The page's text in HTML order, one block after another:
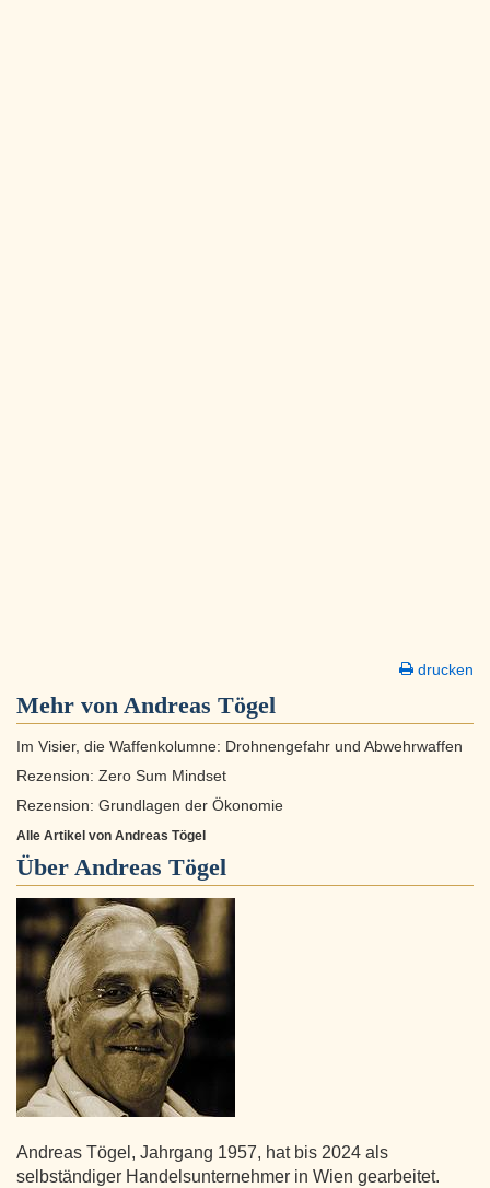
drucken
Mehr von Andreas Tögel
Im Visier, die Waffenkolumne: Drohnengefahr und Abwehrwaffen
Rezension: Zero Sum Mindset
Rezension: Grundlagen der Ökonomie
Alle Artikel von Andreas Tögel
Über Andreas Tögel
Andreas Tögel, Jahrgang 1957, hat bis 2024 als
selbständiger Handelsunternehmer in Wien gearbeitet.